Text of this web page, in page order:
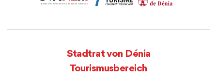
Stadtrat von Dénia
Tourismusbereich